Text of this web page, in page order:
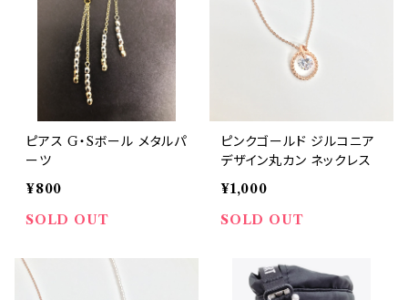
ピアス G・Sボール メタルパ
ーツ
¥800
SOLD OUT
ピンクゴールド ジルコニア
デザイン丸カン ネックレス
¥1,000
SOLD OUT